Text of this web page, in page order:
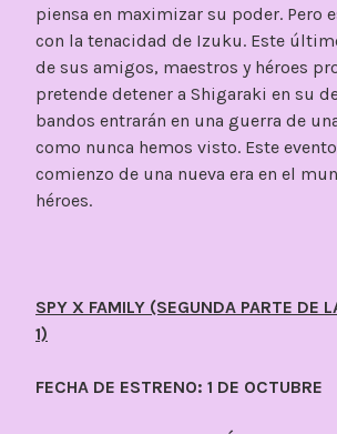
piensa en maximizar su poder. Pero
con la tenacidad de Izuku. Este
de sus amigos, maestros y héroes
pretende detener a Shigaraki en su
bandos entrarán en una guerra de
como nunca hemos visto. Este
comienzo de una nueva era en el
héroes.
SPY X FAMILY (SEGUNDA PARTE DE
1)
FECHA DE ESTRENO: 1 DE OCTUBRE